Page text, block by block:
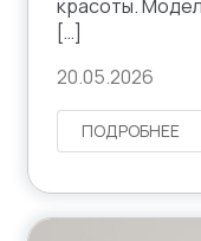
красоты.
[…]
20.05.2026
ПОДРОБНЕЕ